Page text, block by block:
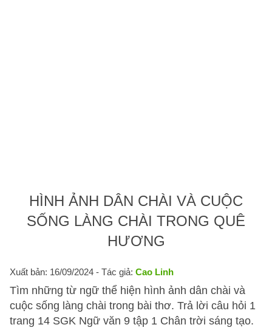
HÌNH ẢNH DÂN CHÀI VÀ CUỘC
SỐNG LÀNG CHÀI TRONG QUÊ
HƯƠNG
Xuất bản: 16/09/2024 - Tác giả: Cao Linh
Tìm những từ ngữ thể hiện hình ảnh dân chài và
cuộc sống làng chài trong bài thơ. Trả lời câu hỏi 1
trang 14 SGK Ngữ văn 9 tập 1 Chân trời sáng tạo.